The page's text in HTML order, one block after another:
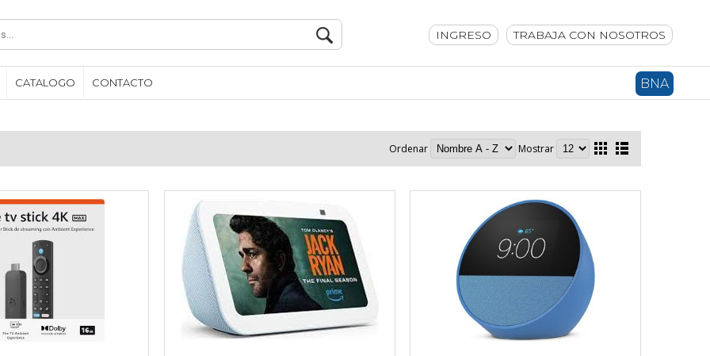
INGRESO TRABAJA CON NOSOTROS
CATALOGO CONTACTO BNA
Ordenar Mostrar